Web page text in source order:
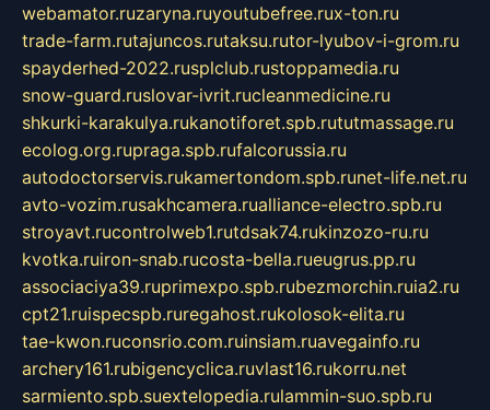
webamator.ruzaryna.ruyoutubefree.rux-ton.ru
trade-farm.rutajuncos.rutaksu.rutor-lyubov-i-grom.ru
spayderhed-2022.rusplclub.rustoppamedia.ru
snow-guard.ruslovar-ivrit.rucleanmedicine.ru
shkurki-karakulya.rukanotiforet.spb.rututmassage.ru
ecolog.org.rupraga.spb.rufalcorussia.ru
autodoctorservis.rukamertondom.spb.runet-life.net.ru
avto-vozim.rusakhcamera.rualliance-electro.spb.ru
stroyavt.rucontrolweb1.rutdsak74.rukinzozo-ru.ru
kvotka.ruiron-snab.rucosta-bella.rueugrus.pp.ru
associaciya39.ruprimexpo.spb.rubezmorchin.ruia2.ru
cpt21.ruispecspb.ruregahost.rukolosok-elita.ru
tae-kwon.ruconsrio.com.ruinsiam.ruavegainfo.ru
archery161.rubigencyclica.ruvlast16.rukorru.net
sarmiento.spb.suextelopedia.rulammin-suo.spb.ru